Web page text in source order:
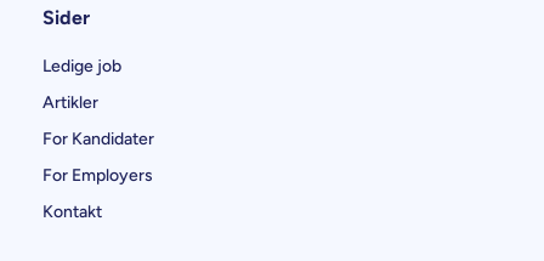
Sider
Ledige job
Artikler
For Kandidater
For Employers
Kontakt